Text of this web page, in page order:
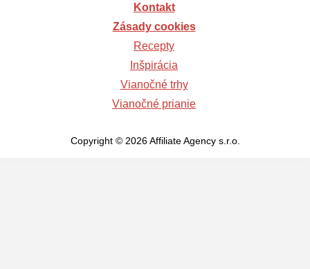
Kontakt
Zásady cookies
Recepty
Inšpirácia
Vianočné trhy
Vianočné prianie
Copyright © 2026 Affiliate Agency s.r.o.